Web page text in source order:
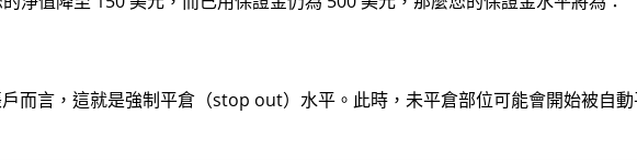
而言，這就是強制平倉（stop out）水平。此時，未平倉部位可能會開始被自